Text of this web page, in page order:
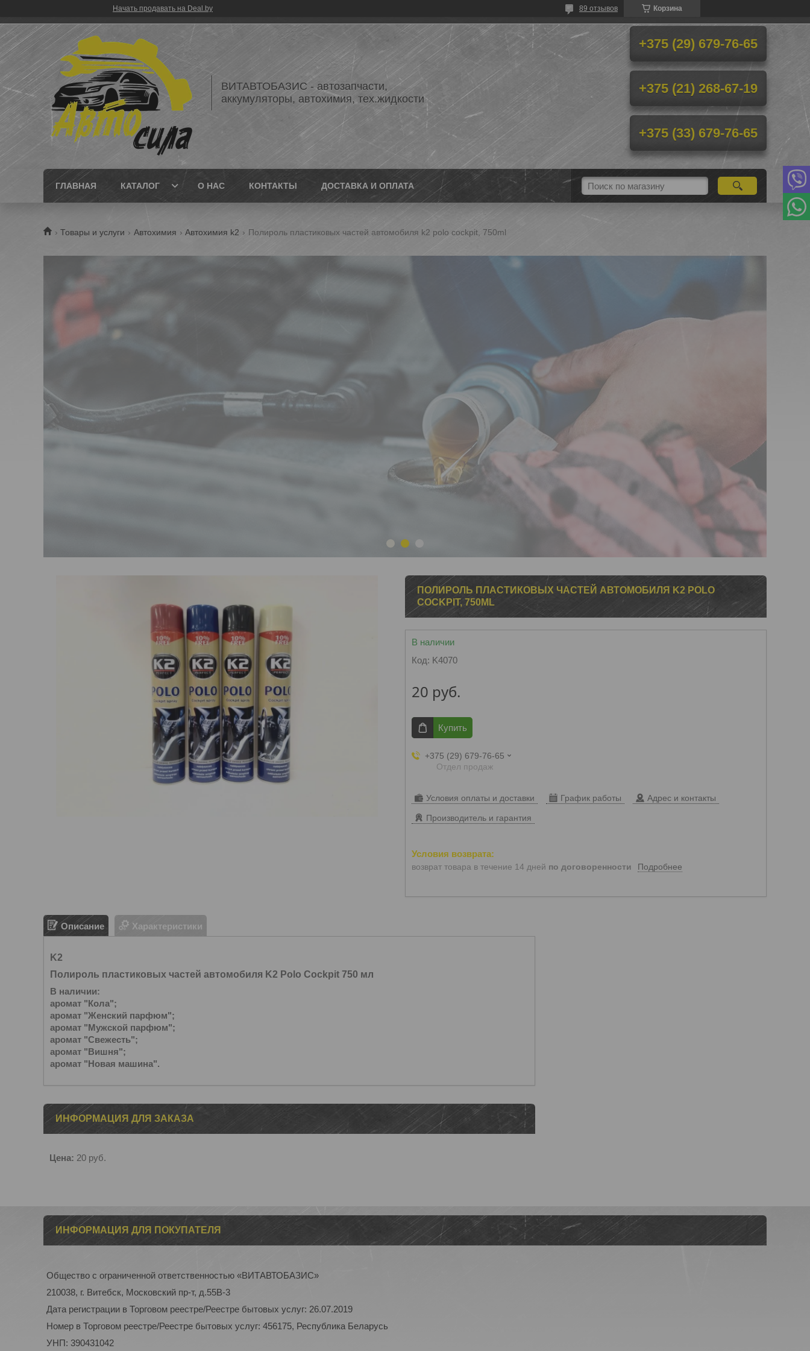
Начать продавать на Deal.by Корзина
89 отзывов
ВИТАВТОБАЗИС - автозапчасти,
аккумуляторы, автохимия, тех.жидкости
+375 (29) 679-76-65
+375 (21) 268-67-19
+375 (33) 679-76-65
ГЛАВНАЯ КАТАЛОГ О НАС КОНТАКТЫ ДОСТАВКА И ОПЛАТА
Товары и услуги Автохимия Автохимия k2 Полироль пластиковых частей автомобиля k2 polo cockpit, 750ml
ПОЛИРОЛЬ ПЛАСТИКОВЫХ ЧАСТЕЙ АВТОМОБИЛЯ K2 POLO
COCKPIT, 750ML
В наличии
Код: K4070
20 руб.
Купить
+375 (29) 679-76-65
Отдел продаж
Условия оплаты и доставки График работы Адрес и контакты
Производитель и гарантия
возврат товара в течение 14 дней по договоренности Подробнее
Описание Характеристики
K2
Полироль пластиковых частей автомобиля K2 Polo Cockpit 750 мл
В наличии:
аромат "Кола";
аромат "Женский парфюм";
аромат "Мужской парфюм";
аромат "Свежесть";
аромат "Вишня";
аромат "Новая машина".
ИНФОРМАЦИЯ ДЛЯ ЗАКАЗА
Цена: 20 руб.
ИНФОРМАЦИЯ ДЛЯ ПОКУПАТЕЛЯ
Общество с ограниченной ответственностью «ВИТАВТОБАЗИС»
210038, г. Витебск, Московский пр-т, д.55В-3
Дата регистрации в Торговом реестре/Реестре бытовых услуг: 26.07.2019
Номер в Торговом реестре/Реестре бытовых услуг: 456175, Республика Беларусь
УНП: 390431042